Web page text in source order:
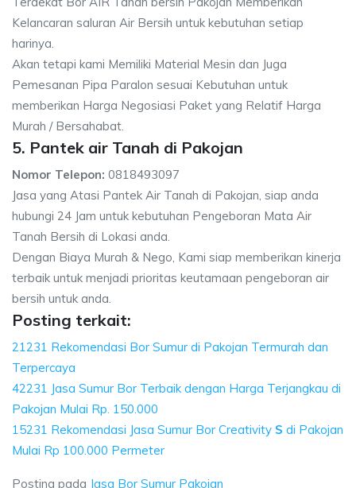
Kelancaran saluran Air Bersih untuk kebutuhan setiap
harinya.
Akan tetapi kami Memiliki Material Mesin dan Juga
Pemesanan Pipa Paralon sesuai Kebutuhan untuk
memberikan Harga Negosiasi Paket yang Relatif Harga
Murah / Bersahabat.
5. Pantek air Tanah di Pakojan
Nomor Telepon: 0818493097
Jasa yang Atasi Pantek Air Tanah di Pakojan, siap anda
hubungi 24 Jam untuk kebutuhan Pengeboran Mata Air
Tanah Bersih di Lokasi anda.
Dengan Biaya Murah & Nego, Kami siap memberikan kinerja
terbaik untuk menjadi prioritas keutamaan pengeboran air
bersih untuk anda.
Posting terkait:
21231 Rekomendasi Bor Sumur di Pakojan Termurah dan
Terpercaya
42231 Jasa Sumur Bor Terbaik dengan Harga Terjangkau di
Pakojan Mulai Rp. 150.000
15231 Rekomendasi Jasa Sumur Bor Creativity S di Pakojan
Mulai Rp 100.000 Permeter
Posting pada Jasa Bor Sumur Pakojan